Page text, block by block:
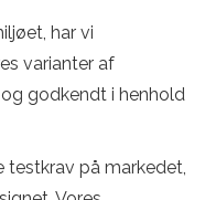
har vi
varianter af
godkendt i henhold
på markedet,